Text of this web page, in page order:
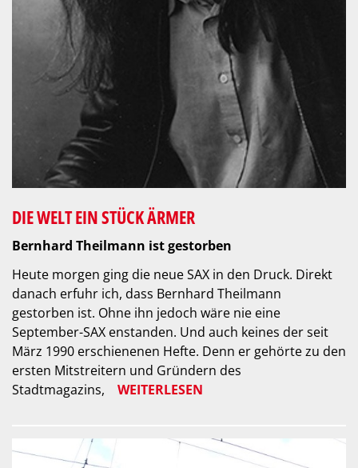
DIE WELT EIN STÜCK ÄRMER
Bernhard Theilmann ist gestorben
Heute morgen ging die neue SAX in den Druck. Direkt
danach erfuhr ich, dass Bernhard Theilmann
gestorben ist. Ohne ihn jedoch wäre nie eine
September-SAX enstanden. Und auch keines der seit
März 1990 erschienenen Hefte. Denn er gehörte zu den
ersten Mitstreitern und Gründern des
Stadtmagazins,
WEITERLESEN